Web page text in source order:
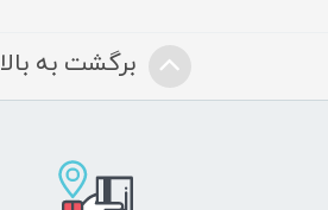
برگشت به بالا